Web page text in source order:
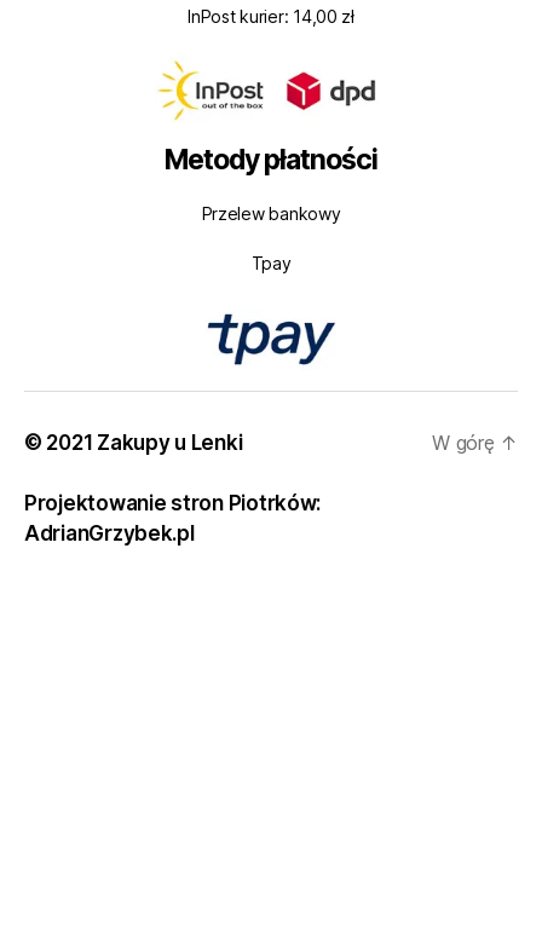
InPost kurier: 14,00 zł
Metody płatności
Przelew bankowy
Tpay
© 2021 Zakupy u Lenki
Projektowanie stron Piotrków:
AdrianGrzybek.pl
W górę ↑